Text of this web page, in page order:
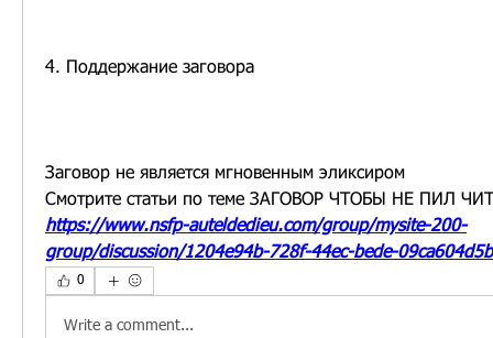
4. Поддержание заговора
Заговор не является мгновенным эликсиром
Смотрите статьи по теме ЗАГОВОР ЧТОБЫ НЕ ПИЛ
https://www.nsfp-auteldedieu.com/group/mysite-200-
group/discussion/1204e94b-728f-44ec-bede-
0
Write a comment...